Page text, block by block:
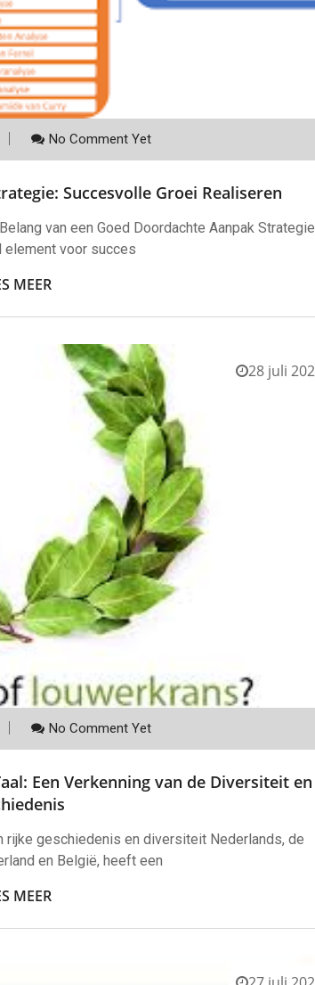
No Comment Yet
Succesvolle Groei Realiseren
van een Goed Doordachte Aanpak Strategie
voor succes
MEER
28 juli
No Comment Yet
Een Verkenning van de Diversiteit en
rijke geschiedenis en diversiteit Nederlands, de
en België, heeft een
MEER